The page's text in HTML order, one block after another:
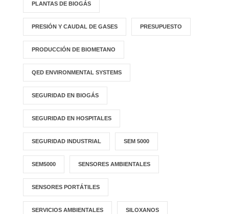
PLANTAS DE BIOGÁS
PRESIÓN Y CAUDAL DE GASES PRESUPUESTO
PRODUCCIÓN DE BIOMETANO
QED ENVIRONMENTAL SYSTEMS
SEGURIDAD EN BIOGÁS
SEGURIDAD EN HOSPITALES
SEGURIDAD INDUSTRIAL SEM 5000
SEM5000 SENSORES AMBIENTALES
SENSORES PORTÁTILES
SERVICIOS AMBIENTALES SILOXANOS